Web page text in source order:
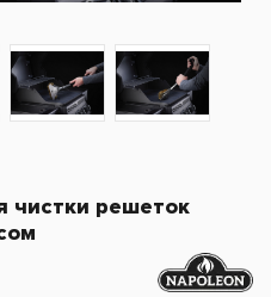
чистки решеток